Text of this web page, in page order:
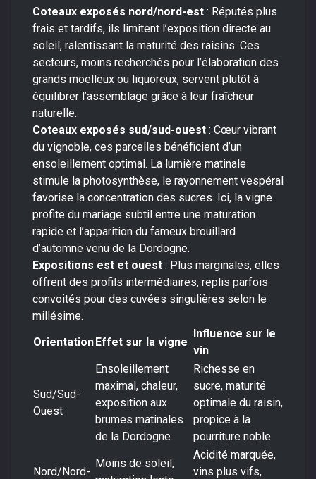
Coteaux exposés nord/nord-est : Réputés plus
frais et tardifs, ils limitent l’exposition directe au
soleil, ralentissant la maturité des raisins. Ces
secteurs, moins recherchés pour l’élaboration des
grands moelleux ou liquoreux, servent plutôt à
équilibrer l’assemblage grâce à leur fraîcheur
naturelle.
Coteaux exposés sud/sud-ouest : Cœur vibrant
du vignoble, ces parcelles bénéficient d’un
ensoleillement optimal. La lumière matinale
stimule la photosynthèse, le rayonnement vespéral
favorise la concentration des sucres. Ici, la vigne
profite du mariage subtil entre une maturation
rapide et l’apparition du fameux brouillard
d’automne venu de la Dordogne.
Expositions est et ouest : Plus marginales, elles
offrent des profils intermédiaires, replis parfois
convoités pour des cuvées singulières selon le
millésime.
OrientationEffet sur la vigne
Influence sur le
vin
Sud/Sud-
Ouest
Ensoleillement
maximal, chaleur,
exposition aux
brumes matinales
de la Dordogne
Richesse en
sucre, maturité
optimale du raisin,
propice à la
pourriture noble
Nord/Nord-
Moins de soleil,
Acidité marquée,
vins plus vifs,